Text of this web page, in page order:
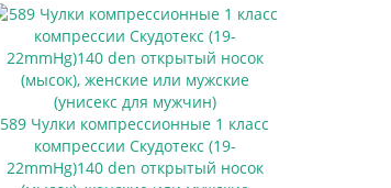
589 Чулки компрессионные 1 класс
компрессии Скудотекс (19-
22mmHg)140 den открытый носок